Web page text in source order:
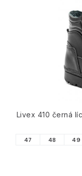
Livex 410 černá
47 48 49